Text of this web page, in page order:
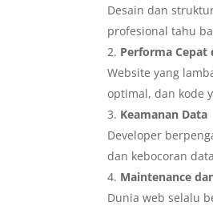
Desain dan
profesional tahu
Performa Cepat
Website yang
optimal, dan kode
Keamanan Data
Developer
dan kebocoran
Maintenance
Dunia web selalu